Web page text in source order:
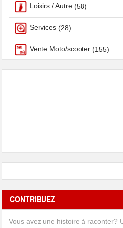
Loisirs / Autre (58)
Services (28)
Vente Moto/scooter (155)
CONTRIBUEZ
Vous avez une histoire à raconter?